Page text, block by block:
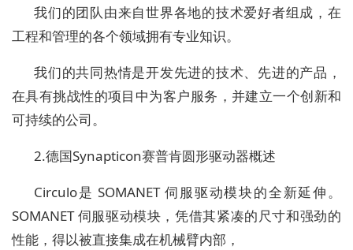
我们的团队由来自世界各地的技术爱好者组成，在
工程和管理的各个领域拥有专业知识。
我们的共同热情是开发先进的技术、先进的产品，
在具有挑战性的项目中为客户服务，并建立一个创新和
可持续的公司。
2.德国Synapticon赛普肯圆形驱动器概述
Circulo是 SOMANET 伺服驱动模块的全新延伸。
SOMANET 伺服驱动模块，凭借其紧凑的尺寸和强劲的
性能，得以被直接集成在机械臂内部，